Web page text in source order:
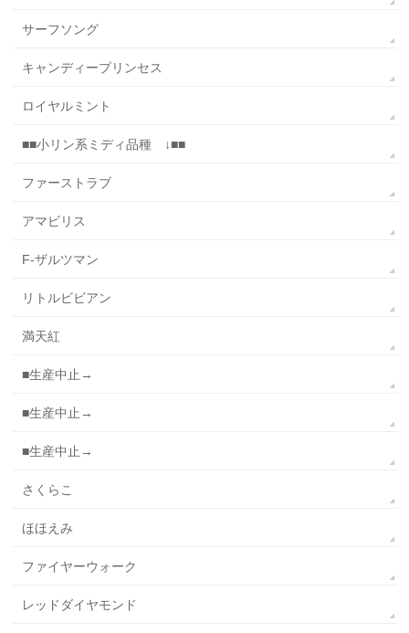
サーフソング
キャンディープリンセス
ロイヤルミント
■■小リン系ミディ品種 ↓■■
ファーストラブ
アマビリス
F-ザルツマン
リトルビビアン
満天紅
■生産中止→
■生産中止→
■生産中止→
さくらこ
ほほえみ
ファイヤーウォーク
レッドダイヤモンド